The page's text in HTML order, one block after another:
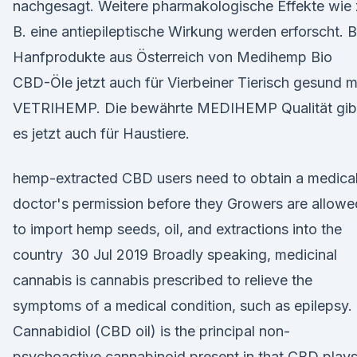
nachgesagt. Weitere pharmakologische Effekte wie
B. eine antiepileptische Wirkung werden erforscht.
Hanfprodukte aus Österreich von Medihemp Bio
CBD-Öle jetzt auch für Vierbeiner Tierisch gesund
VETRIHEMP. Die bewährte MEDIHEMP Qualität
es jetzt auch für Haustiere.
hemp-extracted CBD users need to obtain a medical
doctor's permission before they Growers are
to import hemp seeds, oil, and extractions into the
country 30 Jul 2019 Broadly speaking, medicinal
cannabis is cannabis prescribed to relieve the
symptoms of a medical condition, such as epilepsy.
Cannabidiol (CBD oil) is the principal non-